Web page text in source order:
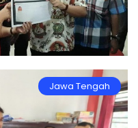
Jawa Tengah